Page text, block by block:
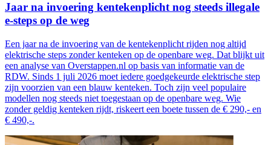
Jaar na invoering kentekenplicht nog steeds illegale
e-steps op de weg
Een jaar na de invoering van de kentekenplicht rijden nog altijd
elektrische steps zonder kenteken op de openbare weg. Dat blijkt uit
een analyse van Overstappen.nl op basis van informatie van de
RDW. Sinds 1 juli 2026 moet iedere goedgekeurde elektrische step
zijn voorzien van een blauw kenteken. Toch zijn veel populaire
modellen nog steeds niet toegestaan op de openbare weg. Wie
zonder geldig kenteken rijdt, riskeert een boete tussen de € 290,- en
€ 490,-.